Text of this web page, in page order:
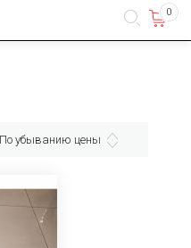
0
По убыванию цены